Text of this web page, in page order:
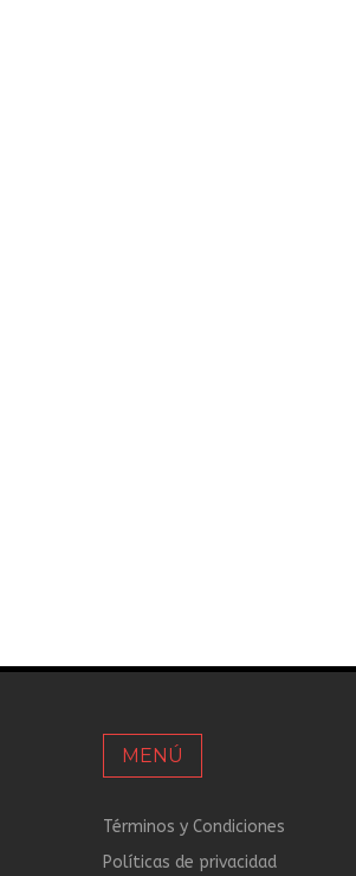
MENÚ
Términos y Condiciones
Políticas de privacidad